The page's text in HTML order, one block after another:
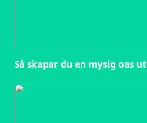
Så skapar du en mysig oas